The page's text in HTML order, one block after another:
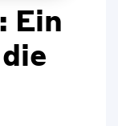
Ein